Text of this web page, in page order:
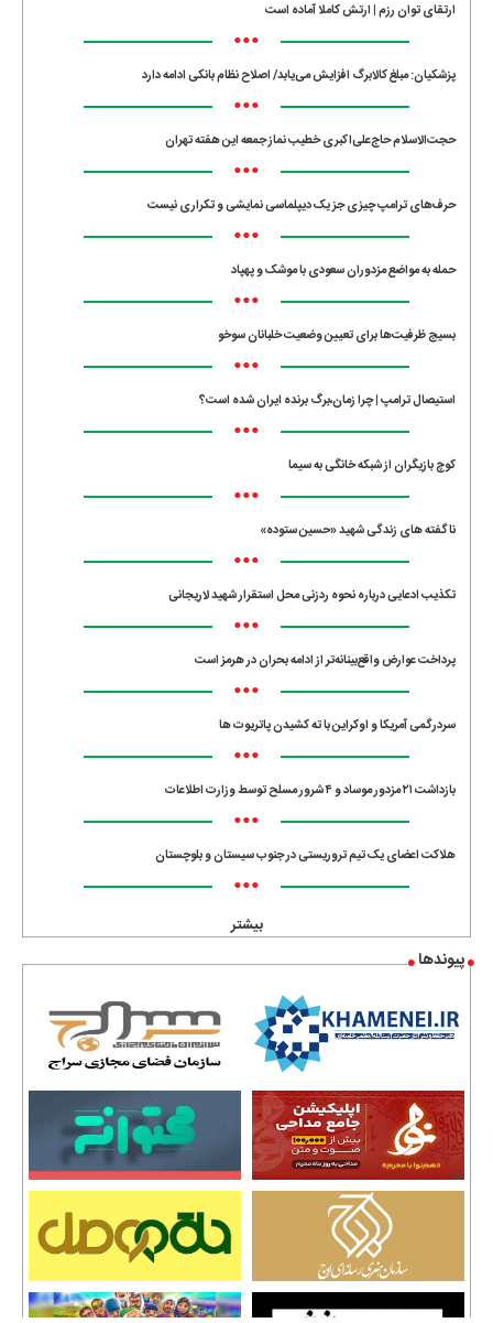
ارتقای توان رزم | ارتش کاملا آماده است
•••
پزشکیان: مبلغ کالابرگ افزایش می‌یابد/ اصلاح نظام بانکی ادامه دارد
•••
حجت‌الاسلام حاج‌علی‌اکبری خطیب نماز جمعه این هفته تهران
•••
حرف‌های ترامپ چیزی جز یک دیپلماسی نمایشی و تکراری نیست
•••
حمله به مواضع مزدوران سعودی با موشک و پهپاد
•••
بسیج ظرفیت‌ها برای تعیین وضعیت خلبانان سوخو
•••
استیصال ترامپ | چرا زمان،برگ برنده ایران شده است؟
•••
کوچ بازیگران از شبکه خانگی به سیما
•••
ناگفته های زندگی شهید «حسین ستوده»
•••
تکذیب ادعایی درباره نحوه ردزنی محل استقرار شهید لاریجانی
•••
پرداخت عوارض واقع‌بینانه‌تر از ادامه بحران در هرمز است
•••
سردرگمی آمریکا و اوکراین با ته کشیدن پاتریوت ها
•••
بازداشت ۲۱ مزدور موساد و ۴ شرور مسلح توسط وزارت اطلاعات
•••
هلاکت اعضای یک تیم تروریستی در جنوب سیستان و بلوچستان
•••
بیشتر
پیوندها